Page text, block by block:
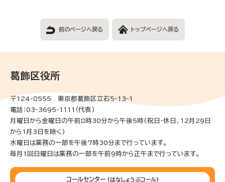
前のページへ戻る トップページへ戻る
葛飾区役所
〒124-8555 東京都葛飾区立石5-13-1
電話：03-3695-1111（代表）
月曜日から金曜日の午前8時30分から午後5時(祝日・休日、12月29日
から1月3日を除く)
水曜日は業務の一部を午後7時30分まで行っています。
毎月1回日曜日は業務の一部を午前9時から正午まで行っています。
コールセンター (はなしょうぶコール)